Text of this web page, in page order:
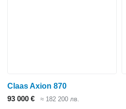
Claas Axion 870
93 000 €
≈ 182 200 лв.